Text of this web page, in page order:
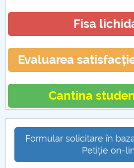
Fisa
Evaluarea
Cantina
Formular solicitare în
Petiție on-